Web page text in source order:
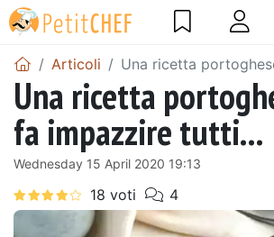
Articoli Una ricetta
Una ricetta
fa impazzire tutti...
Wednesday 15 April 2020 19:13